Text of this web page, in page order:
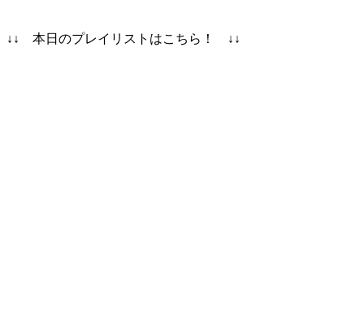
↓↓ 本日のプレイリストはこちら！ ↓↓